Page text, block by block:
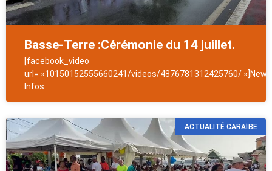
Basse-Terre :Cérémonie du 14 juillet.
[facebook_video
url= »10150152555660241/videos/4876781312425760/
Infos
ACTUALITÉ CARAÏBE